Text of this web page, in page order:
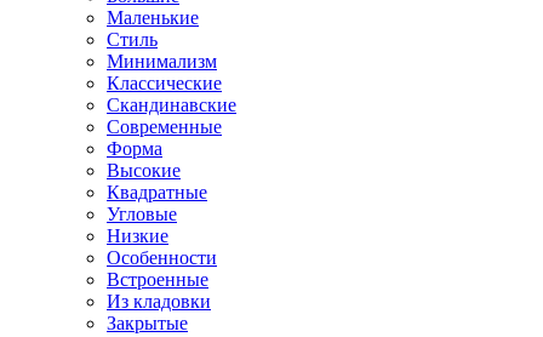
Маленькие
Стиль
Минимализм
Классические
Скандинавские
Современные
Форма
Высокие
Квадратные
Угловые
Низкие
Особенности
Встроенные
Из кладовки
Закрытые